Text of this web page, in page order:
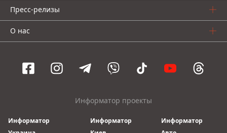
Пресс-релизы
О нас
Информатор проекты
Информатор
Информатор
Информатор